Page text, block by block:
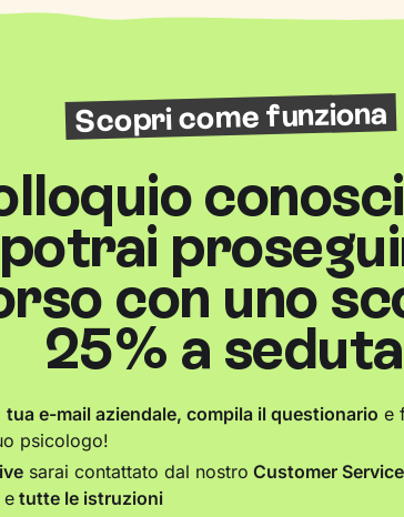
Scopri come funziona
con uno
25% a
tua e-mail aziendale, compila il questionario e
psicologo!
sarai contattato dal nostro Customer Service
e tutte le istruzioni